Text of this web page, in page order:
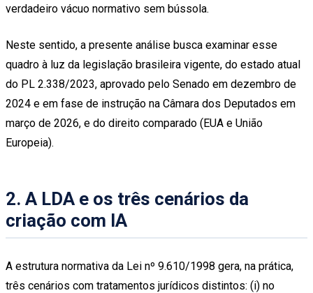
verdadeiro vácuo normativo sem bússola.
Neste sentido, a presente análise busca examinar esse
quadro à luz da legislação brasileira vigente, do estado atual
do PL 2.338/2023, aprovado pelo Senado em dezembro de
2024 e em fase de instrução na Câmara dos Deputados em
março de 2026, e do direito comparado (EUA e União
Europeia).
2. A LDA e os três cenários da
criação com IA
A estrutura normativa da Lei nº 9.610/1998 gera, na prática,
três cenários com tratamentos jurídicos distintos: (i) no